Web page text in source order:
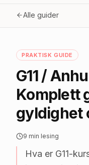
Alle guider
PRAKTISK GUIDE
G11 /
Komplett
gyldighet
9 min lesing
Hva er G11-